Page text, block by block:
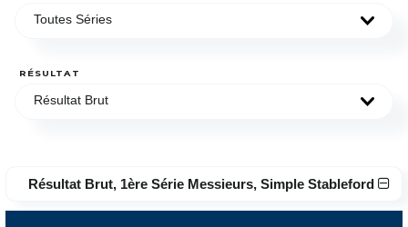
Toutes Séries
RÉSULTAT
Résultat Brut
Résultat Brut, 1ère Série Messieurs, Simple Stableford